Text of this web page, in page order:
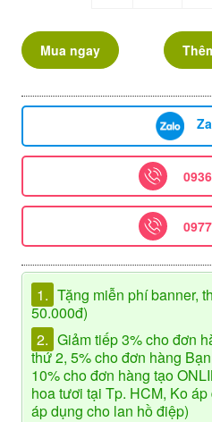
Mua ngay
1. Tặng miễn phí banner,
50.000đ)
2. Giảm tiếp 3% cho đơn
thứ 2, 5% cho đơn hàng
10% cho đơn hàng tạo
hoa tươi tại Tp. HCM, Ko
áp dụng cho lan hồ điệp)